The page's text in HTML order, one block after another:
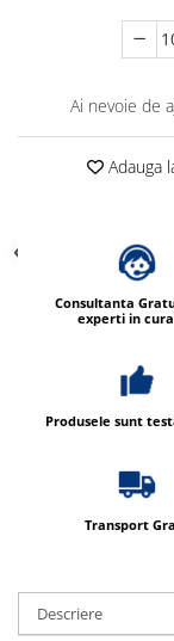
Dispensere hartie
Dispensere
Dispensere
Dispensere pungi
Dispensere
servetele faciale
Dozatoare sapun
Uscatoare de maini
Uscatoare de maini
Produse ingrijire
Crema de corp
Sapun solid
Ai nevoie de
Adauga
Consultanta
experti in
Produsele sunt
Transport
Descriere